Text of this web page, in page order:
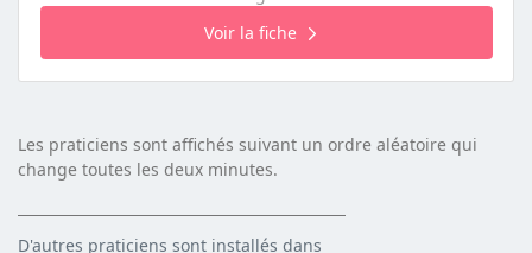
Voir la fiche
Les praticiens sont affichés suivant un ordre aléatoire qui
change toutes les deux minutes.
D'autres praticiens sont installés dans